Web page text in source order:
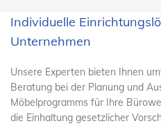
Individuelle
Unternehmen
Unsere Experten bieten Ihnen
Beratung bei der Planung und
Möbelprogramms für Ihre
die Einhaltung gesetzlicher